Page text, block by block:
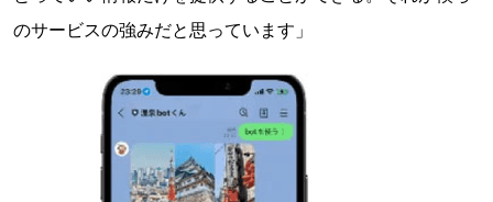
のサービスの強みだと思っています」